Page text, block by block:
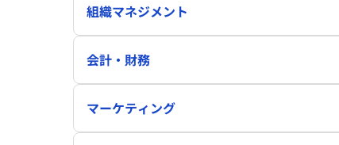
組織マネジメント
会計・財務
マーケティング